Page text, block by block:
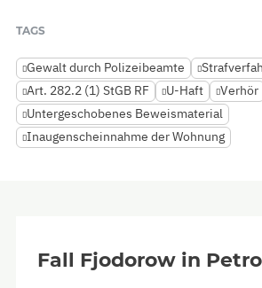
TAGS
Gewalt durch Polizeibeamte
Art. 282.2 (1) StGB RF
U-Haft Verhör
Untergeschobenes Beweismaterial
Inaugenscheinnahme der Wohnung
Fall Fjodorow in